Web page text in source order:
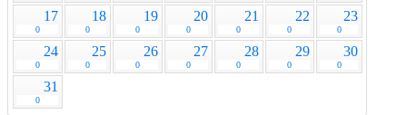
17
0
18
0
19
0
20
0
21
0
22
0
23
0
24
0
25
0
26
0
27
0
28
0
29
0
30
0
31
0